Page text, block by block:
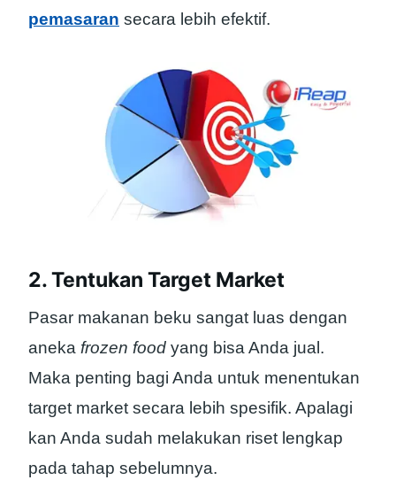
pemasaran secara lebih efektif.
2. Tentukan Target Market
Pasar makanan beku sangat luas dengan
aneka frozen food yang bisa Anda jual.
Maka penting bagi Anda untuk menentukan
target market secara lebih spesifik. Apalagi
kan Anda sudah melakukan riset lengkap
pada tahap sebelumnya.